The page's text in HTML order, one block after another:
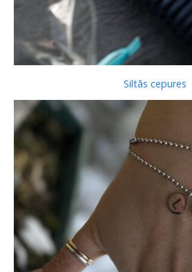
Siltās cepures